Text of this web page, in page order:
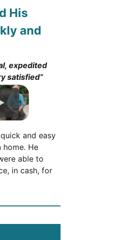
His
and
expedited
satisfied”
and easy
home. He
able to
in cash, for